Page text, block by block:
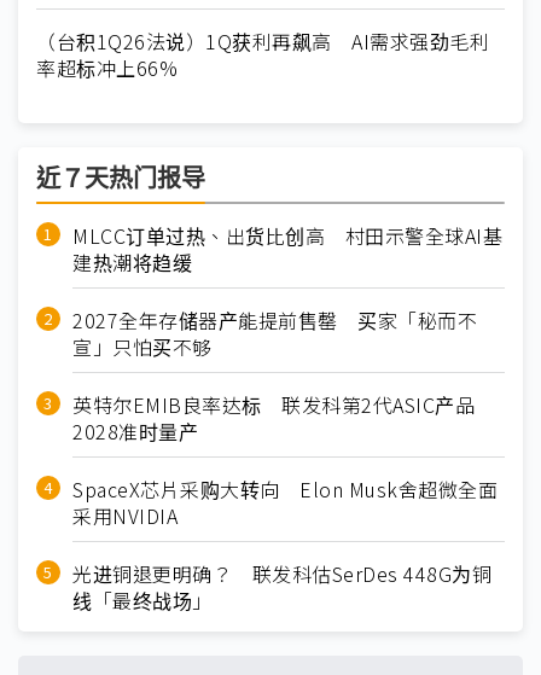
（台积1Q26法说）1Q获利再飙高 AI需求强劲毛利
率超标冲上66%
近７天热门报导
MLCC订单过热、出货比创高 村田示警全球AI基
建热潮将趋缓
2027全年存储器产能提前售罄 买家「秘而不
宣」只怕买不够
英特尔EMIB良率达标 联发科第2代ASIC产品
2028准时量产
SpaceX芯片采购大转向 Elon Musk舍超微全面
采用NVIDIA
光进铜退更明确？ 联发科估SerDes 448G为铜
线「最终战场」